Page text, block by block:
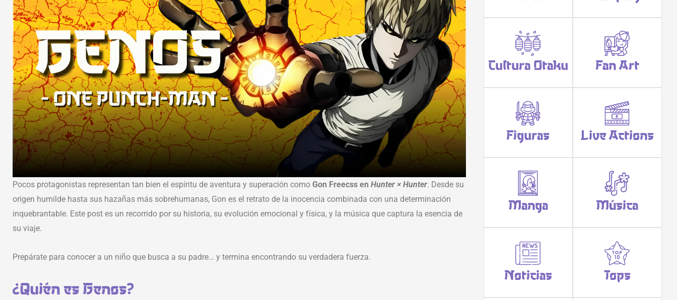
Pocos protagonistas representan tan bien el espíritu de aventura y superación como Gon Freecss en Hunter × Hunter. Desde su
origen humilde hasta sus hazañas más sobrehumanas, Gon es el retrato de la inocencia combinada con una determinación
inquebrantable. Este post es un recorrido por su historia, su evolución emocional y física, y la música que captura la esencia de
su viaje.
Prepárate para conocer a un niño que busca a su padre… y termina encontrando su verdadera fuerza.
¿Quién es Genos?
Cultura Otaku Fan Art
Figuras Live Actions
Manga Música
Noticias Tops